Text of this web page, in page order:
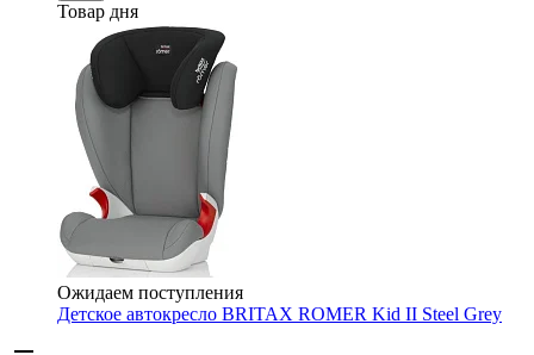
Товар дня
Ожидаем поступления
Детское автокресло BRITAX ROMER Kid II Steel Grey